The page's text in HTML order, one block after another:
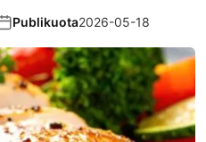
Publikuota2026-05-18